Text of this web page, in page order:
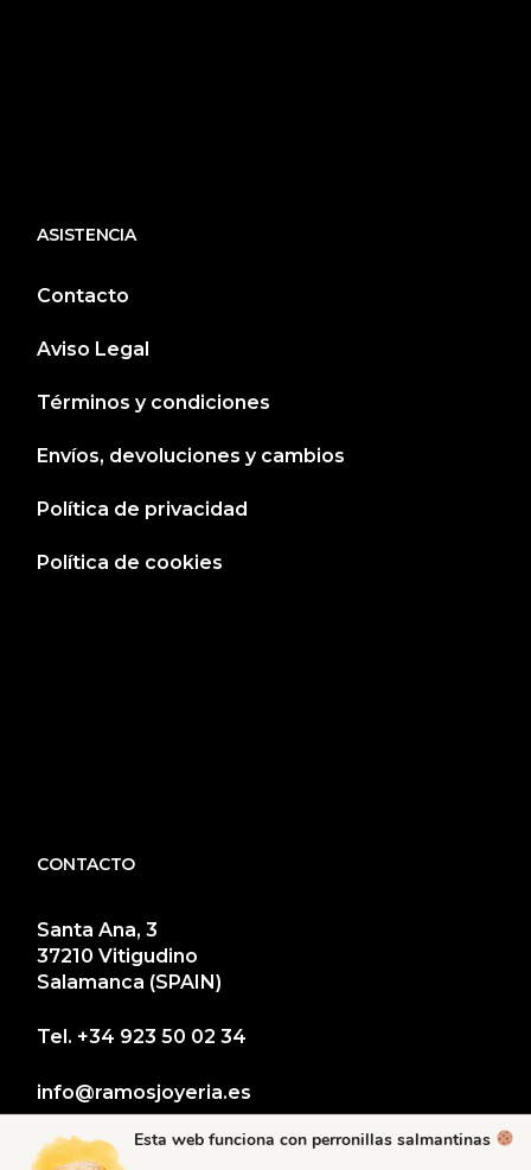
ASISTENCIA
Contacto
Aviso Legal
Términos y condiciones
Envíos, devoluciones y cambios
Política de privacidad
Política de cookies
CONTACTO
Santa Ana, 3
37210 Vitigudino
Salamanca (SPAIN)
Tel. +34 923 50 02 34
info@ramosjoyeria.es
Esta web funciona con perronillas salmantinas